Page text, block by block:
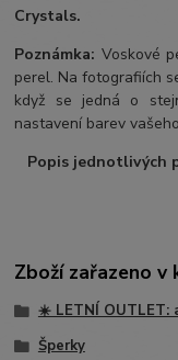
Crystals.
Poznámka: Voskové
perel. Na fotografiích
když se jedná o
nastavení barev
Popis jednotlivých
Zboží zařazeno v
☀️ LETNÍ OUTLET:
Šperky